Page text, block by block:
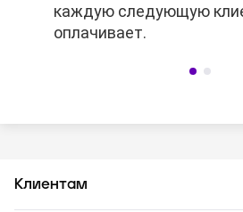
каждую следующую
оплачивает.
каждую следующую
оплачивает.
Клиентам